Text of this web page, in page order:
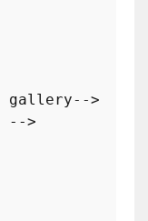
gallery-->
-->